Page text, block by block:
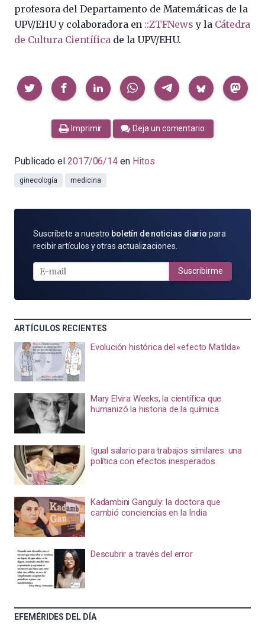
profesora del Departamento de Matemáticas de la
UPV/EHU y colaboradora en ::ZTFNews y la Cátedra
de Cultura Científica de la UPV/EHU.
Compartir
Imprimir Deja un comentario
Publicado el 2017/06/14 en Hitos
ginecología medicina
SUSCRÍBETE
POR
MAIL
Suscríbete a nuestro boletín de noticias diario para
recibir artículos y otras actualizaciones.
Suscribirme
ARTÍCULOS RECIENTES
Evolución histórica del «efecto Matilda»
Mary Elvira Weeks, la científica que
humanizó la historia de la química
Igual salario para trabajos similares: una
política con efectos inesperados
Kadambini Ganguly: la doctora que
cambió conciencias en la India
Descubrir a través del error
EFEMÉRIDES DEL DÍA